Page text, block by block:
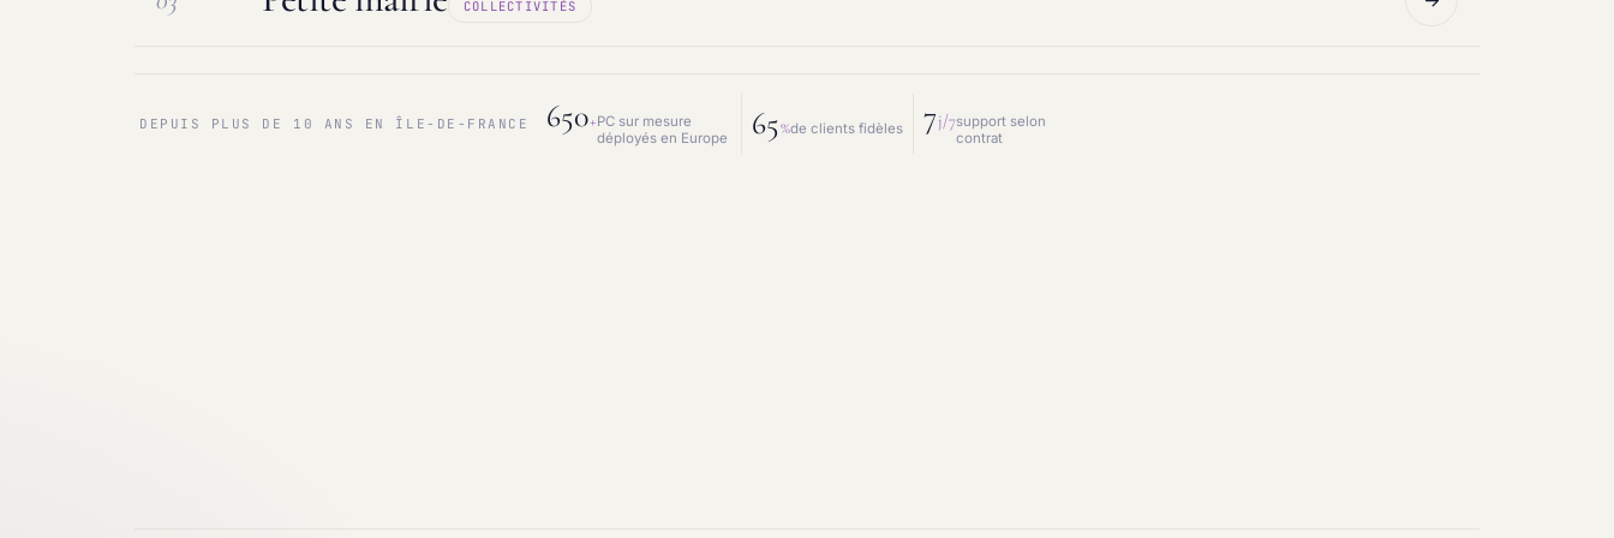
Maintenance & infogérance PC sur mesure
COLLECTIVITÉS
DEPUIS PLUS DE 10 ANS EN ÎLE-DE-FRANCE
650+PC sur mesure
déployés en Europe
65%de clients fidèles 7j/7support selon
contrat